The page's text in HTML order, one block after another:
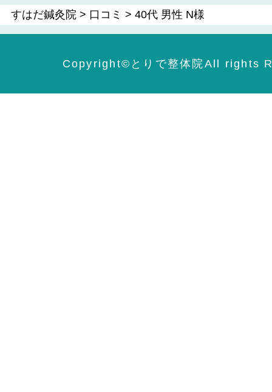
すはだ鍼灸院> 口コミ > 40代 男性 N様
Copyright©️とりで整体院All rights